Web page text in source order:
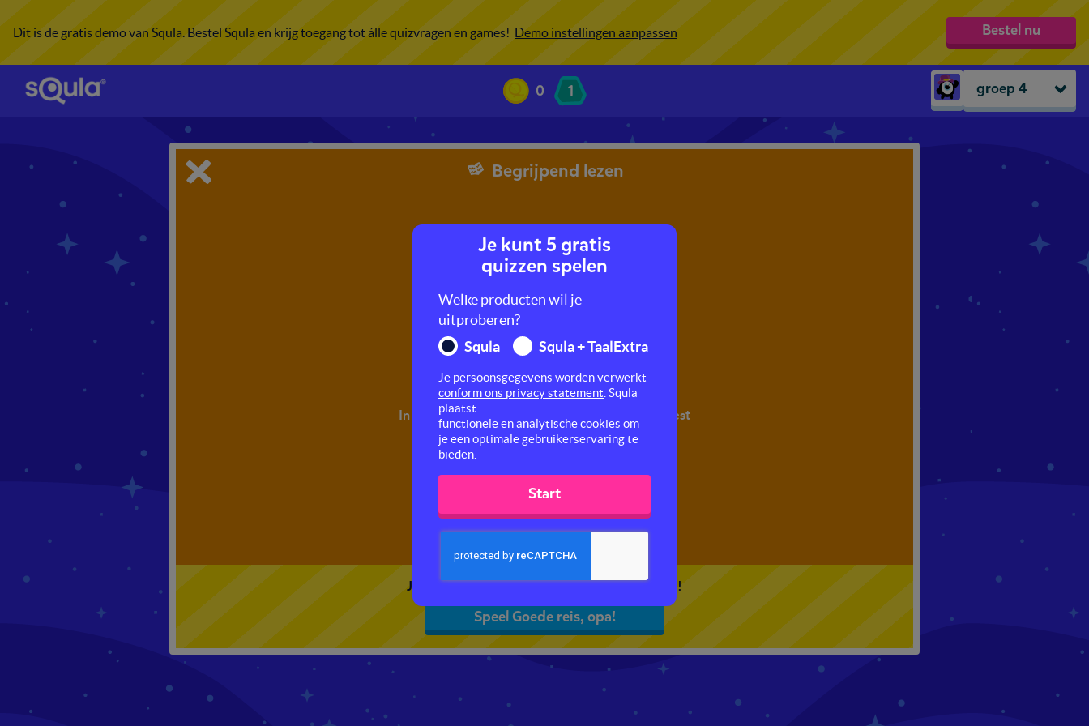
Dit is de gratis demo van Squla. Bestel Squla en krijg toegang tot álle quizvragen en games! Demo instellingen aanpassen Bestel nu
0 1 groep 4
groep 1
groep 4
groep 5
Begrijpend lezen
In deze quiz oefen je met begrijpend lezen. Je leest
een tekst en maakt hier vragen over.
Je kunt 5 gratis quizzen spelen. Speel de eerste!
Speel Goede reis, opa!
Je kunt 5 gratis
quizzen spelen
Welke producten wil je
uitproberen?
Squla
Squla + TaalExtra
Je persoonsgegevens worden verwerkt
conform ons privacy statement . Squla
plaatst
functionele en analytische cookies om
je een optimale gebruikerservaring te
bieden.
Start